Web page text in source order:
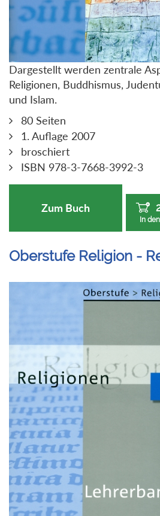
Dargestellt werden zentrale
Religionen, Buddhismus,
und Islam.
80 Seiten
1. Auflage 2007
broschiert
ISBN 978-3-7668-3992-3
Zum Buch
In
Oberstufe Religion -